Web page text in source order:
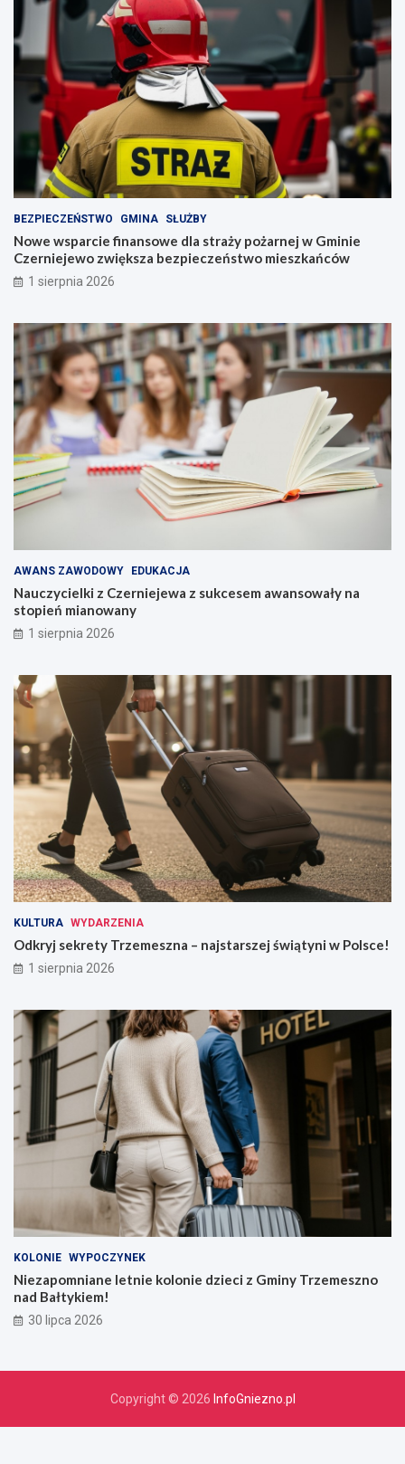
BEZPIECZEŃSTWO GMINA SŁUŻBY
Nowe wsparcie finansowe dla straży pożarnej w Gminie
Czerniejewo zwiększa bezpieczeństwo mieszkańców
1 sierpnia 2026
AWANS ZAWODOWY EDUKACJA
Nauczycielki z Czerniejewa z sukcesem awansowały na
stopień mianowany
1 sierpnia 2026
KULTURA WYDARZENIA
Odkryj sekrety Trzemeszna – najstarszej świątyni w Polsce!
1 sierpnia 2026
KOLONIE WYPOCZYNEK
Niezapomniane letnie kolonie dzieci z Gminy Trzemeszno
nad Bałtykiem!
30 lipca 2026
Copyright © 2026 InfoGniezno.pl